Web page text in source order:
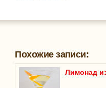
Похожие записи:
Лимонад